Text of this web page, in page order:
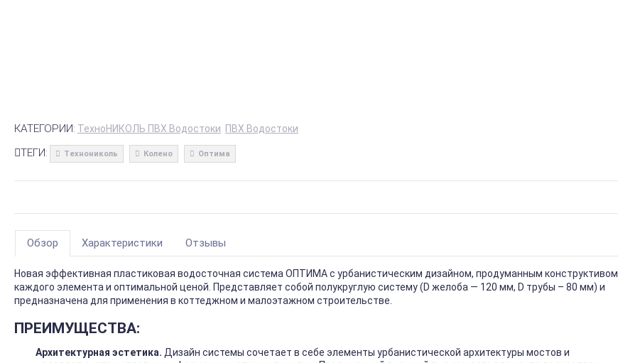
КАТЕГОРИИ: ТехноНИКОЛЬ ПВХ Водостоки ПВХ Водостоки
ТЕГИ: Технониколь Колено Оптима
Обзор Характеристики Отзывы
Новая эффективная пластиковая водосточная система ОПТИМА с урбанистическим дизайном, продуманным конструктивом
каждого элемента и оптимальной ценой. Представляет собой полукруглую систему (D желоба — 120 мм, D трубы – 80 мм) и
предназначена для применения в коттеджном и малоэтажном строительстве.
ПРЕИМУЩЕСТВА:
Архитектурная эстетика. Дизайн системы сочетает в себе элементы урбанистической архитектуры мостов и